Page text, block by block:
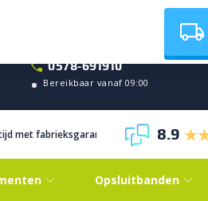
0578-691910
Bereikbaar vanaf 09:00
met fabrieksgarantie 8.9
Opsluitbanden